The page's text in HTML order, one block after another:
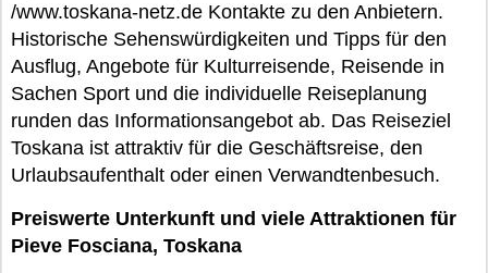
/www.toskana-netz.de Kontakte zu den Anbietern.
Historische Sehenswürdigkeiten und Tipps für den
Ausflug, Angebote für Kulturreisende, Reisende in
Sachen Sport und die individuelle Reiseplanung
runden das Informationsangebot ab. Das Reiseziel
Toskana ist attraktiv für die Geschäftsreise, den
Urlaubsaufenthalt oder einen Verwandtenbesuch.
Preiswerte Unterkunft und viele Attraktionen für
Pieve Fosciana, Toskana